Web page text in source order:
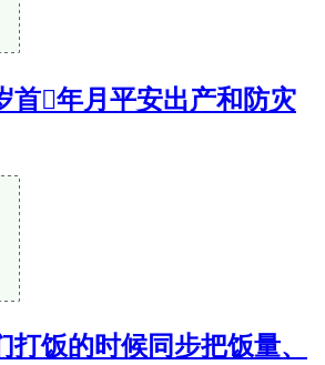
首年月平安出产和防灾
打饭的时候同步把饭量、